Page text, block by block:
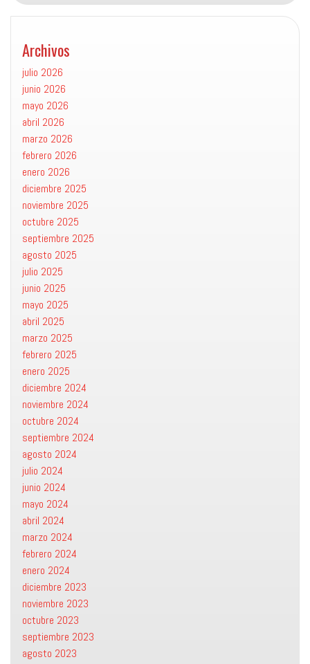
Archivos
julio 2026
junio 2026
mayo 2026
abril 2026
marzo 2026
febrero 2026
enero 2026
diciembre 2025
noviembre 2025
octubre 2025
septiembre 2025
agosto 2025
julio 2025
junio 2025
mayo 2025
abril 2025
marzo 2025
febrero 2025
enero 2025
diciembre 2024
noviembre 2024
octubre 2024
septiembre 2024
agosto 2024
julio 2024
junio 2024
mayo 2024
abril 2024
marzo 2024
febrero 2024
enero 2024
diciembre 2023
noviembre 2023
octubre 2023
septiembre 2023
agosto 2023